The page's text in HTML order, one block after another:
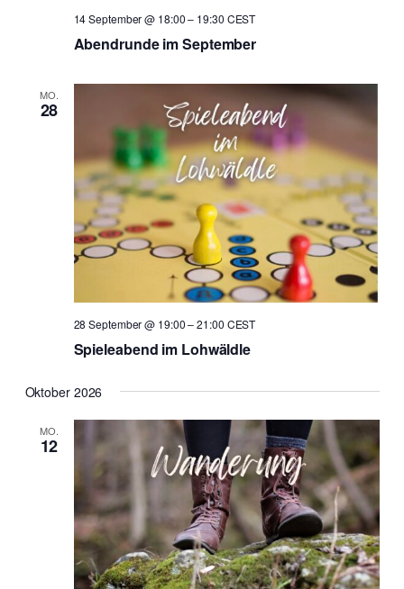
14 September @ 18:00– 19:30 CEST
Abendrunde im September
MO.
28
28 September @ 19:00–21:00 CEST
Spieleabend im Lohwäldle
Oktober 2026
MO.
12